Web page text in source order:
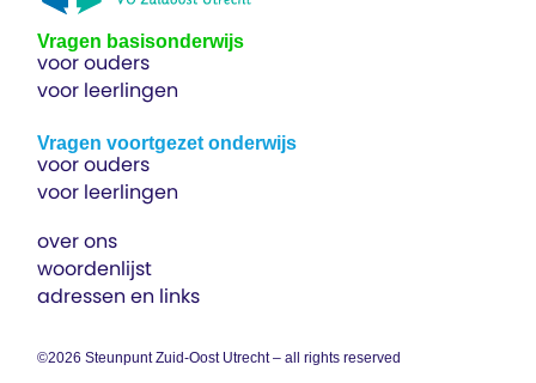
Vragen basisonderwijs
voor ouders
voor leerlingen
Vragen voortgezet onderwijs
voor ouders
voor leerlingen
over ons
woordenlijst
adressen en links
©2026 Steunpunt Zuid-Oost Utrecht – all rights reserved